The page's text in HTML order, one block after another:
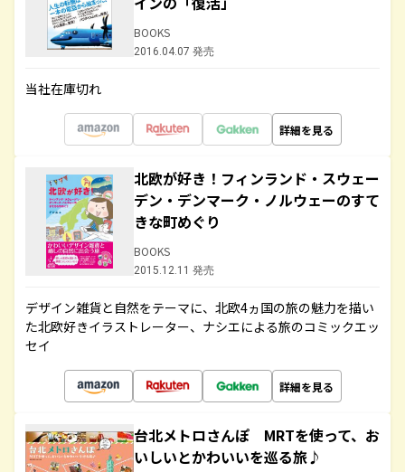
BOOKS
2016.04.07 発売
当社在庫切れ
詳細を見る
北欧が好き！フィンランド・スウェー
デン・デンマーク・ノルウェーのすて
きな町めぐり
BOOKS
2015.12.11 発売
デザイン雑貨と自然をテーマに、北欧4ヵ国の旅の魅力を描い
た北欧好きイラストレーター、ナシエによる旅のコミックエッ
セイ
詳細を見る
台北メトロさんぽ MRTを使って、お
いしいとかわいいを巡る旅♪